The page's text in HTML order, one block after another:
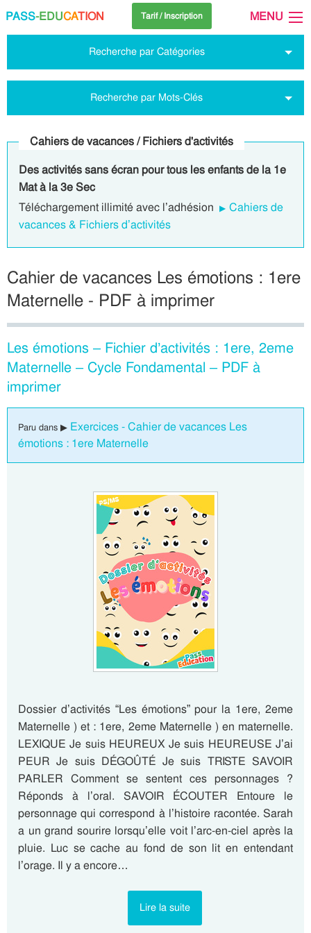
PASS-EDUCATION Tarif / Inscription MENU
Recherche par Catégories
Recherche par Mots-Clés
Cahiers de vacances / Fichiers d'activités
Des activités sans écran pour tous les enfants de la 1e
Mat à la 3e Sec
Téléchargement illimité avec l’adhésion
Cahiers de
vacances & Fichiers d’activités
Cahier de vacances Les émotions : 1ere
Maternelle - PDF à imprimer
Les émotions – Fichier d’activités : 1ere, 2eme
Maternelle – Cycle Fondamental – PDF à
imprimer
Paru dans ▶ Exercices - Cahier de vacances Les
émotions : 1ere Maternelle
Dossier d’activités “Les émotions” pour la 1ere, 2eme
Maternelle ) et : 1ere, 2eme Maternelle ) en maternelle.
LEXIQUE Je suis HEUREUX Je suis HEUREUSE J’ai
PEUR Je suis DÉGOÛTÉ Je suis TRISTE SAVOIR
PARLER Comment se sentent ces personnages ?
Réponds à l’oral. SAVOIR ÉCOUTER Entoure le
personnage qui correspond à l’histoire racontée. Sarah
a un grand sourire lorsqu’elle voit l’arc-en-ciel après la
pluie. Luc se cache au fond de son lit en entendant
l’orage. Il y a encore…
Lire la suite